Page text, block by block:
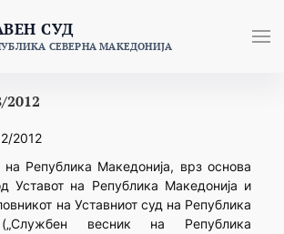
СУД
СЕВЕРНА МАКЕДОНИЈА
2012
2012
на Република Македонија, врз основа
Уставот на Република Македонија и
на Уставниот суд на Република
(„Службен весник на Република